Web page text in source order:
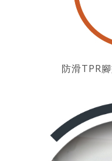
防滑TPR